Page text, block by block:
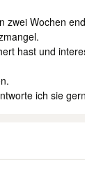
zwei Wochen
hast und
ich sie